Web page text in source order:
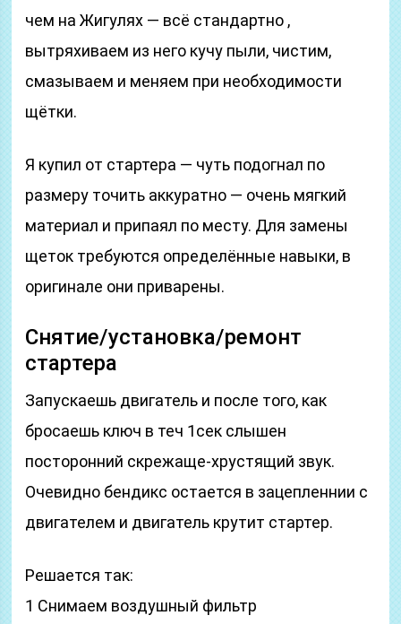
чем на Жигулях — всё стандартно ,
вытряхиваем из него кучу пыли, чистим,
смазываем и меняем при необходимости
щётки.
Я купил от стартера — чуть подогнал по
размеру точить аккуратно — очень мягкий
материал и припаял по месту. Для замены
щеток требуются определённые навыки, в
оригинале они приварены.
Снятие/установка/ремонт
стартера
Запускаешь двигатель и после того, как
бросаешь ключ в теч 1сек слышен
посторонний скрежаще-хрустящий звук.
Очевидно бендикс остается в зацепленнии с
двигателем и двигатель крутит стартер.
Решается так:
1 Снимаем воздушный фильтр